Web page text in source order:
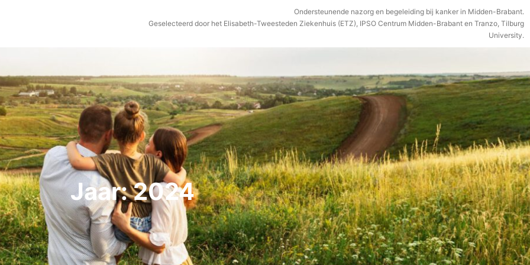
Ondersteunende nazorg en begeleiding bij kanker in Midden-Brabant.
Geselecteerd door het Elisabeth-Tweesteden Ziekenhuis (ETZ), IPSO Centrum Midden-Brabant en Tranzo, Tilburg
University.
Jaar:2024